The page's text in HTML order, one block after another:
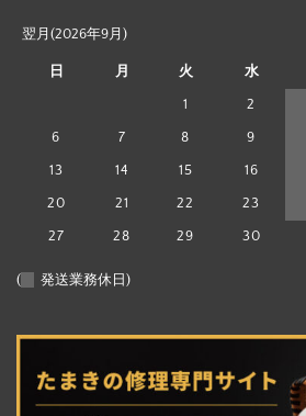
翌月(2026年9月)
日 月 火 水
1 2
6 7 8 9
13 14 15 16
20 21 22 23
27 28 29 30
( 発送業務休日)